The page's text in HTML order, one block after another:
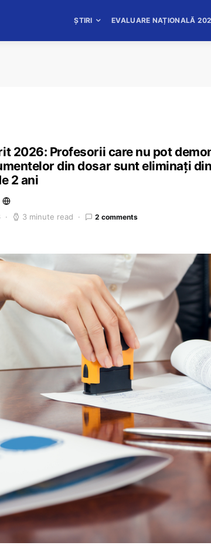
ȘTIRI EVALUARE NAȚIONALĂ
2026: Profesorii care nu pot
din dosar sunt eliminați
2 ani
3 minute read 2 comments